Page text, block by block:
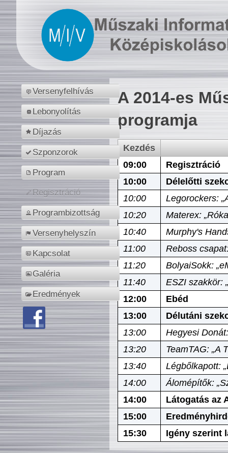
Versenyfelhívás
Lebonyolítás
Díjazás
Szponzorok
Program
Regisztráció
Programbizottság
Versenyhelyszín
Kapcsolat
Galéria
Eredmények
A 2014-es
programja
Kezdés
09:00
Regisztráció
10:00
Délelőtti
10:00
Legorockers:
10:20
Materex:
10:40
Murphy's
11:00
Reboss
11:20
BolyaiSokk:
11:40
ESZI szakkör:
12:00
Ebéd
13:00
Délutáni
13:00
Hegyesi
13:20
TeamTAG: „A
13:40
Légbőlkapott:
14:00
Álomépítők:
14:00
Látogatás az
15:00
15:30
Igény szerint